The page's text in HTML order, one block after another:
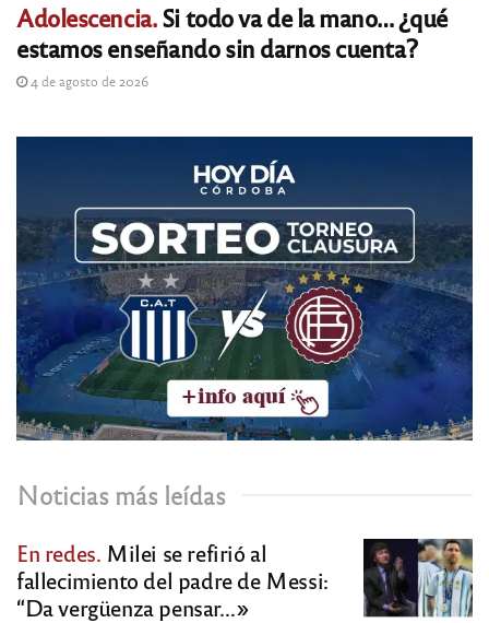
Adolescencia.Si todo va de la mano… ¿qué
estamos enseñando sin darnos cuenta?
4 de agosto de 2026
Noticias más leídas
En redes. Milei se refirió al
fallecimiento del padre de Messi:
“Da vergüenza pensar…»